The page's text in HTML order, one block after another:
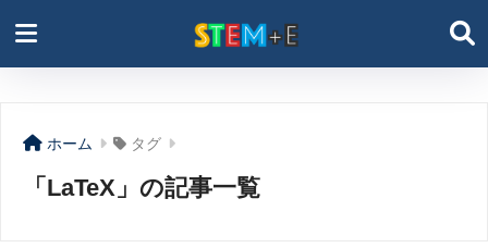
ホーム タグ
「LaTeX」の記事一覧